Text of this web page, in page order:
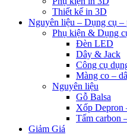
Thiết kế in 3D
Nguyên liệu – Dụng cụ –
Phụ kiện & Dụng
Đèn LED
Dây & Jack
Công cụ
Màng co –
Nguyên liệu
Gỗ Balsa
Xốp Depron
Tấm carbon
Giảm Giá